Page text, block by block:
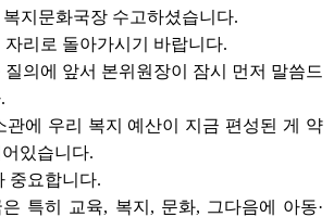
복지문화국장 수고하셨습니다.
리로 돌아가시기 바랍니다.
의에 앞서 본위원장이 잠시 먼저 말씀드
관에 우리 복지 예산이 지금 편성된 게 약
있습니다.
중요합니다.
특히 교육, 복지, 문화, 그다음에 아동·